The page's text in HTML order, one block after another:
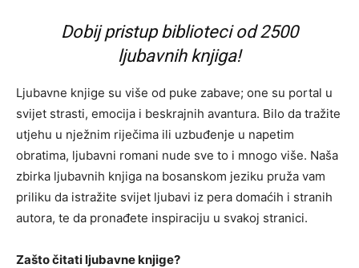
Dobij pristup biblioteci od 2500
ljubavnih knjiga!
Ljubavne knjige su više od puke zabave; one su portal u
svijet strasti, emocija i beskrajnih avantura. Bilo da tražite
utjehu u nježnim riječima ili uzbuđenje u napetim
obratima, ljubavni romani nude sve to i mnogo više. Naša
zbirka ljubavnih knjiga na bosanskom jeziku pruža vam
priliku da istražite svijet ljubavi iz pera domaćih i stranih
autora, te da pronađete inspiraciju u svakoj stranici.
Zašto čitati ljubavne knjige?